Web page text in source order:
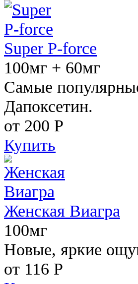
Super P-force
100мг + 60мг
Самые
Дапоксетин.
от 200 Р
Купить
Женская Виагра
100мг
Новые, яркие
от 116 Р